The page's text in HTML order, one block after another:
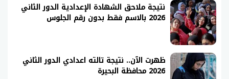
نتيجة ملاحق الشهادة الإعدادية الدور الثاني
2026 بالاسم فقط بدون رقم الجلوس
ظهرت الآن.. نتيجة تالته اعدادي الدور الثاني
2026 محافظة البحيرة